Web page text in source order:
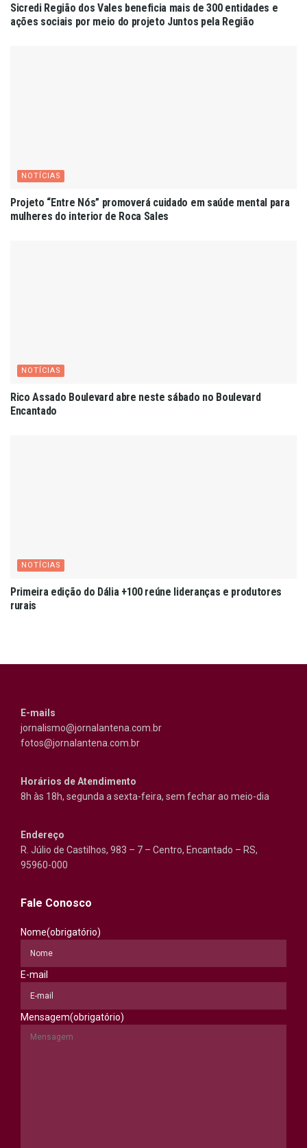
Sicredi Região dos Vales beneficia mais de 300 entidades e
ações sociais por meio do projeto Juntos pela Região
NOTÍCIAS
Projeto “Entre Nós” promoverá cuidado em saúde mental para
mulheres do interior de Roca Sales
NOTÍCIAS
Rico Assado Boulevard abre neste sábado no Boulevard
Encantado
NOTÍCIAS
Primeira edição do Dália +100 reúne lideranças e produtores
rurais
E-mails
jornalismo@jornalantena.com.br
fotos@jornalantena.com.br
Horários de Atendimento
8h às 18h, segunda a sexta-feira, sem fechar ao meio-dia
Endereço
R. Júlio de Castilhos, 983 – 7 – Centro, Encantado – RS,
95960-000
Fale Conosco
Nome(obrigatório)
E-mail
Mensagem(obrigatório)